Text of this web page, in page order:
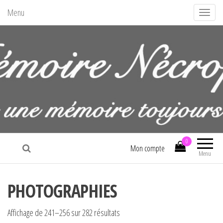
Menu
A
f
c
r
m
a
La mémoire nécropolitaine
Menu
0
Mon compte
PHOTOGRAPHIES
Affichage de 241–256 sur 282 résultats